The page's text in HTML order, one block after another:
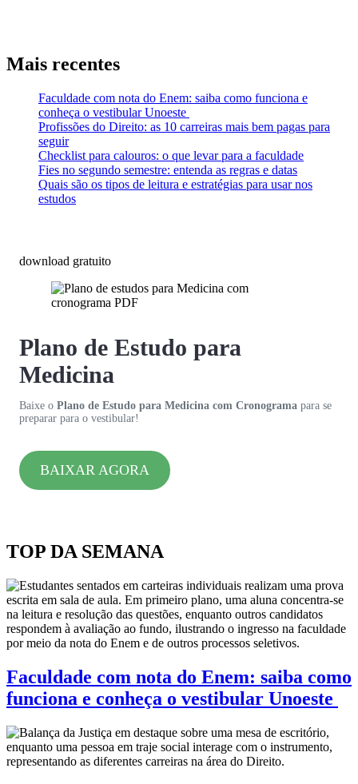
Mais recentes
Faculdade com nota do Enem: saiba como funciona e
conheça o vestibular Unoeste
Profissões do Direito: as 10 carreiras mais bem pagas para
seguir
Checklist para calouros: o que levar para a faculdade
Fies no segundo semestre: entenda as regras e datas
Quais são os tipos de leitura e estratégias para usar nos
estudos
download gratuito
Plano de Estudo para
Medicina
Baixe o Plano de Estudo para Medicina com Cronograma para se
preparar para o vestibular!
BAIXAR AGORA
TOP DA SEMANA
Faculdade com nota do Enem: saiba como
funciona e conheça o vestibular Unoeste